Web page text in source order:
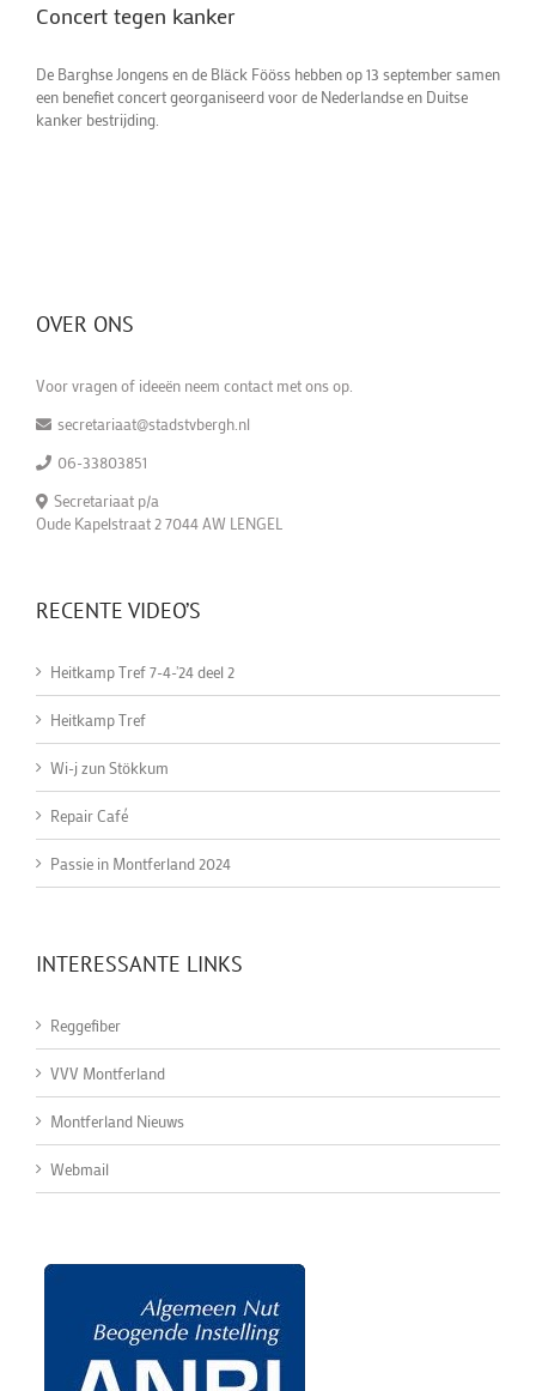
Concert tegen kanker
De Barghse Jongens en de Bläck Fööss hebben op 13 september samen
een benefiet concert georganiseerd voor de Nederlandse en Duitse
kanker bestrijding.
OVER ONS
Voor vragen of ideeën neem contact met ons op.
secretariaat@stadstvbergh.nl
06-33803851
Secretariaat p/a
Oude Kapelstraat 2 7044 AW LENGEL
RECENTE VIDEO’S
Heitkamp Tref 7-4-'24 deel 2
Heitkamp Tref
Wi-j zun Stökkum
Repair Café
Passie in Montferland 2024
INTERESSANTE LINKS
Reggefiber
VVV Montferland
Montferland Nieuws
Webmail